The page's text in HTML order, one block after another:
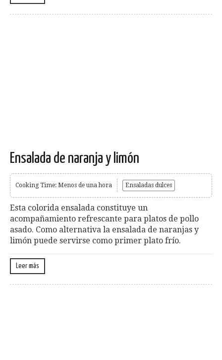
Ensalada de naranja y limón
Cooking Time: Menos de una hora Ensaladas dulces
Esta colorida ensalada constituye un
acompañamiento refrescante para platos de pollo
asado. Como alternativa la ensalada de naranjas y
limón puede servirse como primer plato frío.
Leer más